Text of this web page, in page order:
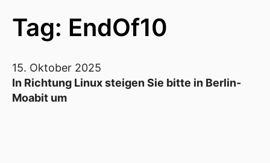
Tag: EndOf10
15. Oktober 2025
In Richtung Linux steigen Sie bitte in Berlin-
Moabit um